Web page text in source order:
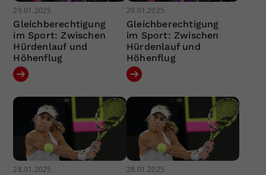
29.01.2025
Gleichberechtigung
im Sport: Zwischen
Hürdenlauf und
Höhenflug
29.01.2025
Gleichberechtigung
im Sport: Zwischen
Hürdenlauf und
Höhenflug
28.01.2025 28.01.2025